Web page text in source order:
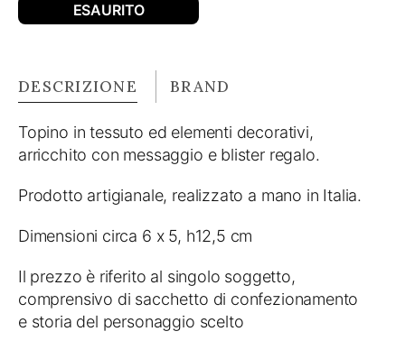
ESAURITO
DESCRIZIONE BRAND
Topino in tessuto ed elementi decorativi,
arricchito con messaggio e blister regalo.
Prodotto artigianale, realizzato a mano in Italia.
Dimensioni circa 6 x 5, h12,5 cm
Il prezzo è riferito al singolo soggetto,
comprensivo di sacchetto di confezionamento
e storia del personaggio scelto